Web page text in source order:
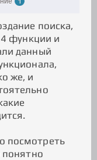
поиска,
4 функции и
данный
же, и
посмотреть
понятно